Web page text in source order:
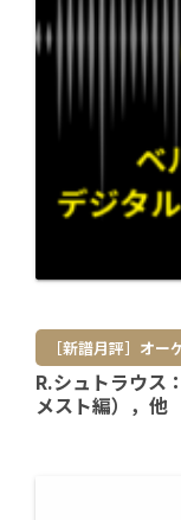
［新譜月評］オー
R.シュトラウス
メスト編），他